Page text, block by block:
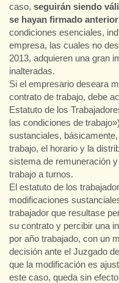
caso, seguirán siendo
se hayan firmado
condiciones esenciales,
empresa, las cuales no
2013, adquieren una gran
inalteradas.
Si el empresario deseara
contrato de trabajo, debe
Estatuto de los
las condiciones de
sustanciales,
trabajo, el horario y la
sistema de remuneración
trabajo a turnos.
El estatuto de los
modificaciones
trabajador que resultase
su contrato y percibir una
por año trabajado, con un
decisión ante el Juzgado
que la modificación es
este caso, queda sin